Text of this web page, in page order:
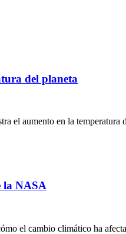
del planeta
el aumento en la temperatura
la NASA
el cambio climático ha